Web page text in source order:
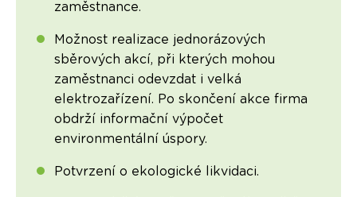
zaměstnance.
Možnost realizace jednorázových
sběrových akcí, při kterých mohou
zaměstnanci odevzdat i velká
elektrozařízení. Po skončení akce firma
obdrží informační výpočet
environmentální úspory.
Potvrzení o ekologické likvidaci.